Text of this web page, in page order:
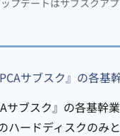
PCAサブスク』の各
サブスク』の各基
ハードディスクのみ